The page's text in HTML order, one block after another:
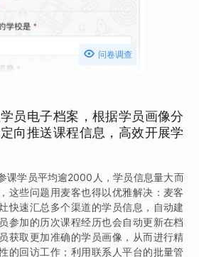
 问卷调查
员电子档案，根据学员画像分
向推送课程信息，高效开展学
课学员平均逾2000人，学员信息量大而
这些问题用麦客也得以优雅解决：麦客
快速汇总多个渠道的学员信息，自动建
参加的历次课程经历也会自动更新在档
获取更加准确的学员画像，从而进行精
的回访工作；利用联系人平台的批量管